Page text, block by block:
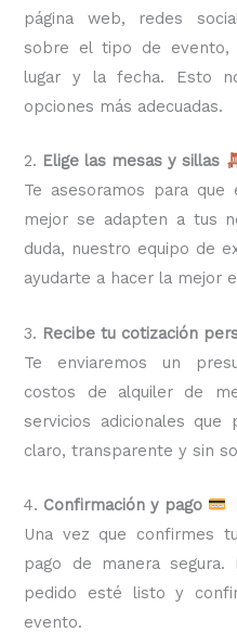
página web, redes
sobre el tipo de evento,
lugar y la fecha. Esto
opciones más adecuadas.
2. Elige las mesas y sillas
Te asesoramos para
mejor se adapten a tus
duda, nuestro equipo de
ayudarte a hacer la mejor
3. Recibe tu cotización
Te enviaremos un
costos de alquiler de
servicios adicionales que
claro, transparente y sin
4. Confirmación y pago
Una vez que confirmes
pago de manera
pedido esté listo y
evento.